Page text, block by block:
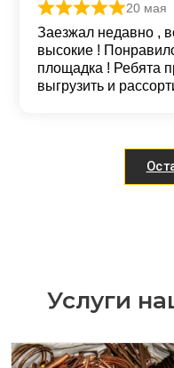
Оценка
20 мая
Заезжал недавно ,
высокие !
площадка ! Ребята
выгрузить и
Услуги